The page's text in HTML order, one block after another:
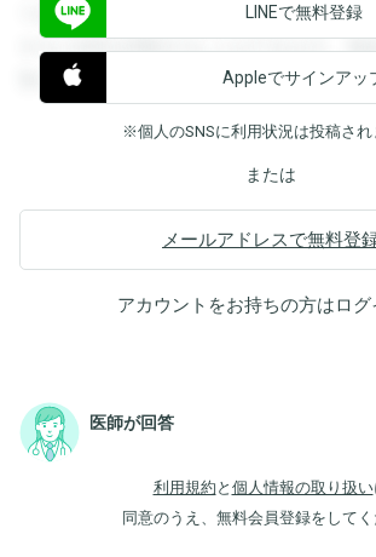
できます。登録すると回答を閲覧すること
すると回答を閲覧することができます。登
覧することができます。
LINEで無料登録
Appleでサインアッ
※個人のSNSに利用状況は投稿され
または
メールアドレスで無料登
アカウントをお持ちの方はログ
医師が回答
利用規約 と 個人情報の取り扱い
同意のうえ、無料会員登録をして